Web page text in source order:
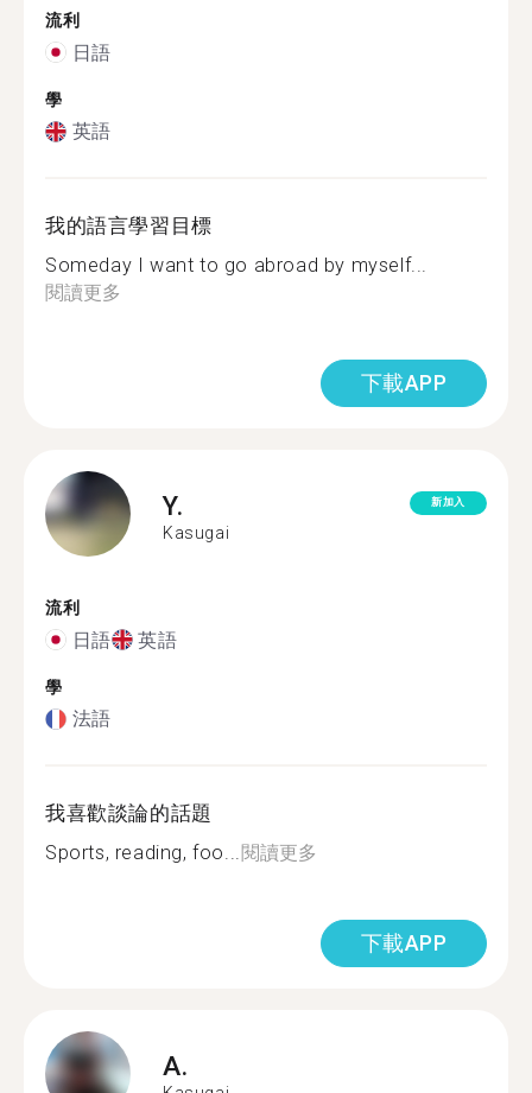
流利
日語
學
英語
我的語言學習目標
Someday I want to go abroad by myself...
閱讀更多
下載APP
Y.
Kasugai
新加入
流利
日語 英語
學
法語
我喜歡談論的話題
Sports, reading, foo...閱讀更多
下載APP
A.